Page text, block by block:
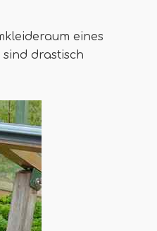
eines
drastisch